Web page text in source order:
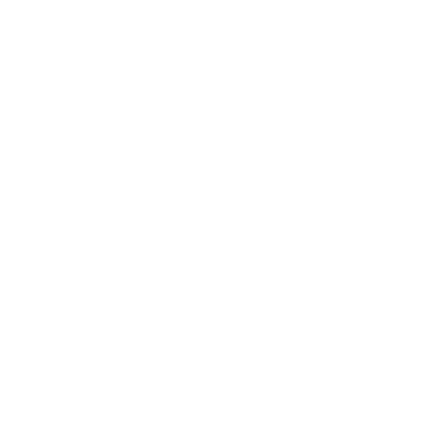
учета оценочных обязательств, условных обязательств
организации, выдавшей свидетельство (подтверждающий
не содержало следующие вопросы
вопросы применения МСФО: учетная политика,